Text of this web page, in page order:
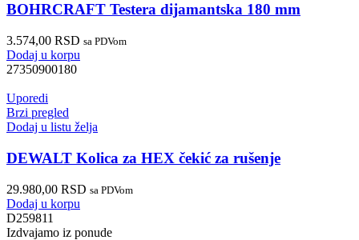
BOHRCRAFT Testera dijamantska 180 mm
3.574,00 RSD sa PDVom
Dodaj u korpu
27350900180
Uporedi
Brzi pregled
Dodaj u listu želja
DEWALT Kolica za HEX čekić za rušenje
29.980,00 RSD sa PDVom
Dodaj u korpu
D259811
Izdvajamo iz ponude